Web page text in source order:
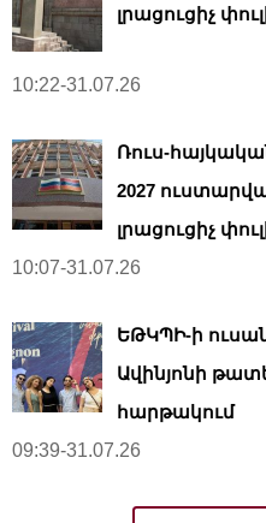
լրացուցիչ
10:22-31.07.26
Ռուս-
2027
լրացուցիչ
10:07-31.07.26
ԵԹԿՊԻ-ի
Ավինյոնի
հարթակում
09:39-31.07.26